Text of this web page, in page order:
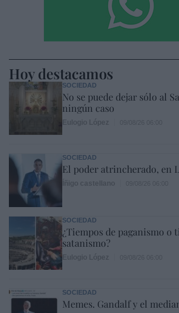
Hoy destacamos
SOCIEDAD
No se puede dejar sólo al
ningún caso
SOCIEDAD
El poder atrincherado, en
SOCIEDAD
¿Tiempos de paganismo o
satanismo?
SOCIEDAD
Memes. Gandalf y el